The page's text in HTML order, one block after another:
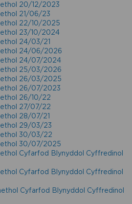
20/12/2023
21/06/23
22/10/2025
23/10/2024
24/03/21
24/06/2026
24/07/2024
25/03/2026
26/03/2025
26/07/2023
26/10/22
27/07/22
28/07/21
29/03/23
30/03/22
30/07/2025
Cyfarfod Blynyddol Cyffredinol
Cyfarfod Blynyddol Cyffredinol
Cyfarfod Blynyddol Cyffredinol